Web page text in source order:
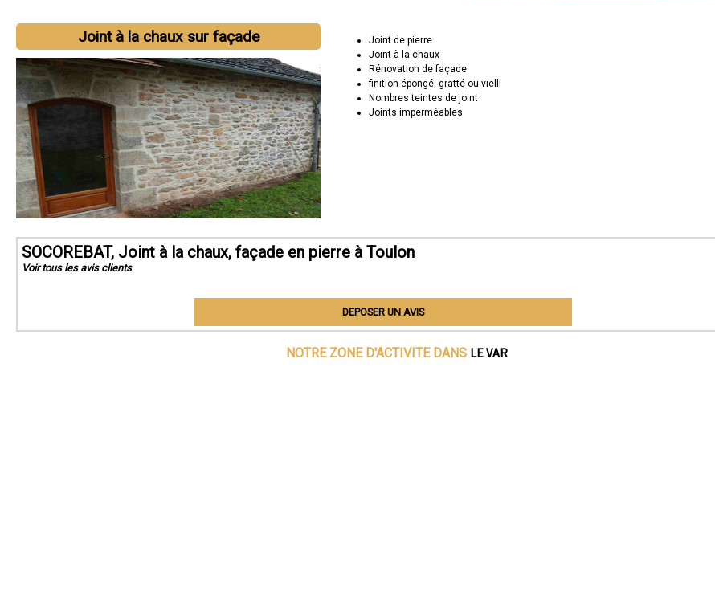
Joint à la chaux sur façade
Joint de pierre
Joint à la chaux
Rénovation de façade
finition épongé, gratté ou vielli
Nombres teintes de joint
Joints imperméables
SOCOREBAT, Joint à la chaux, façade en pierre à Toulon
Voir tous les avis clients
DEPOSER UN AVIS
NOTRE ZONE D'ACTIVITE DANS LE VAR